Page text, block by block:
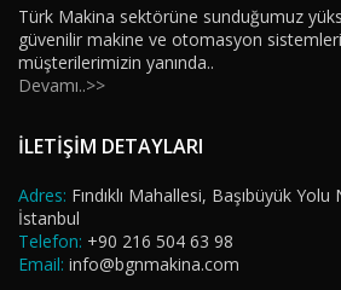
Türk Makina sektörüne sunduğumuz
güvenilir makine ve otomasyon
müşterilerimizin yanında..
Devamı..>>
İLETİŞİM DETAYLARI
Adres: Fındıklı Mahallesi, Başıbüyük
İstanbul
Telefon: +90 216 504 63 98
Email: info@bgnmakina.com